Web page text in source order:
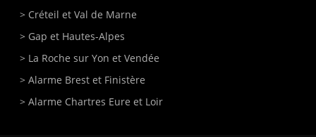
> Créteil et Val de Marne
> Gap et Hautes-Alpes
> La Roche sur Yon et Vendée
>Alarme Brest et Finistère
>Alarme Chartres Eure et Loir